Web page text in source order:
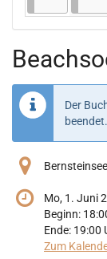
Der
beendet.
Mo, 1. Juni
Beginn:
Ende: 19:00
Zum